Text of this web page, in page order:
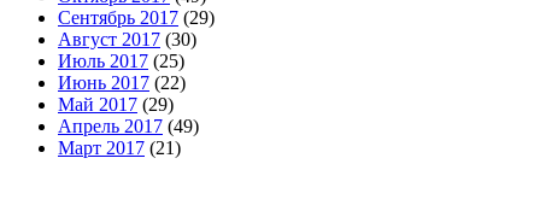
Сентябрь 2017 (29)
Август 2017 (30)
Июль 2017 (25)
Июнь 2017 (22)
Май 2017 (29)
Апрель 2017 (49)
Март 2017 (21)